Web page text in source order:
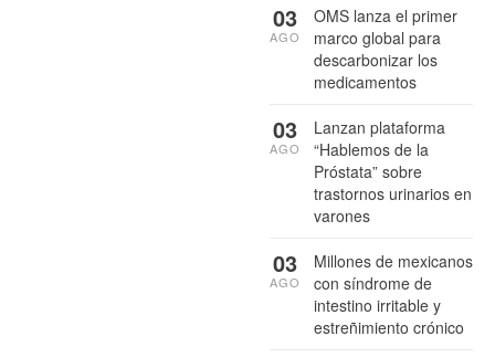
OMS lanza el primer
marco global para
descarbonizar los
medicamentos
03
AGO
Lanzan plataforma
“Hablemos de la
Próstata” sobre
trastornos urinarios en
varones
03
AGO
Millones de mexicanos
con síndrome de
intestino irritable y
estreñimiento crónico
03
AGO